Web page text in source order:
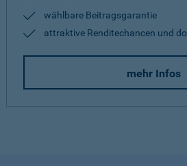
wählbare Beitragsgarantie
attraktive Renditechancen und
mehr Infos